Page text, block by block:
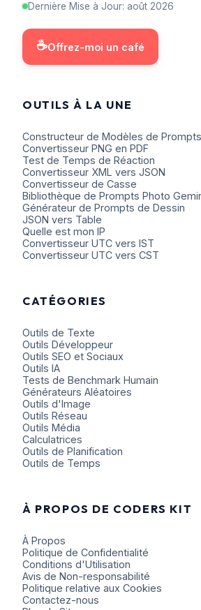
Dernière Mise à Jour: août 2026
☕Offrez-moi un café
OUTILS À LA UNE
Constructeur de Modèles de
Convertisseur PNG en PDF
Test de Temps de Réaction
Convertisseur XML vers JSON
Convertisseur de Casse
Bibliothèque de Prompts Photo
Générateur de Prompts de Dessin
JSON vers Table
Quelle est mon IP
Convertisseur UTC vers IST
Convertisseur UTC vers CST
CATÉGORIES
Outils de Texte
Outils Développeur
Outils SEO et Sociaux
Outils IA
Tests de Benchmark Humain
Générateurs Aléatoires
Outils d'Image
Outils Réseau
Outils Média
Calculatrices
Outils de Planification
Outils de Temps
À PROPOS DE CODERS KIT
À Propos
Politique de Confidentialité
Conditions d'Utilisation
Avis de Non-responsabilité
Politique relative aux Cookies
Contactez-nous